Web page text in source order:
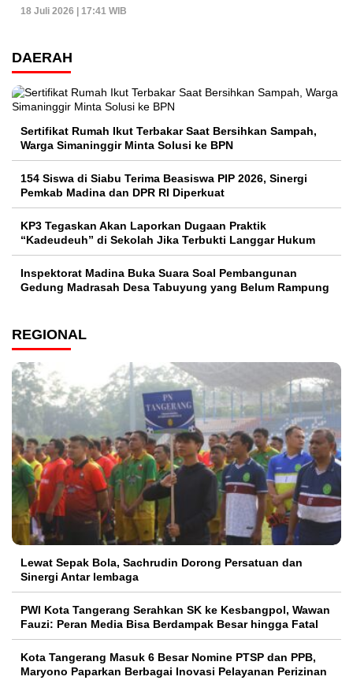
18 Juli 2026 | 17:41 WIB
DAERAH
Sertifikat Rumah Ikut Terbakar Saat Bersihkan Sampah,
Warga Simaninggir Minta Solusi ke BPN
154 Siswa di Siabu Terima Beasiswa PIP 2026, Sinergi
Pemkab Madina dan DPR RI Diperkuat
KP3 Tegaskan Akan Laporkan Dugaan Praktik
“Kadeudeuh” di Sekolah Jika Terbukti Langgar Hukum
Inspektorat Madina Buka Suara Soal Pembangunan
Gedung Madrasah Desa Tabuyung yang Belum Rampung
REGIONAL
Lewat Sepak Bola, Sachrudin Dorong Persatuan dan
Sinergi Antar lembaga
PWI Kota Tangerang Serahkan SK ke Kesbangpol, Wawan
Fauzi: Peran Media Bisa Berdampak Besar hingga Fatal
Kota Tangerang Masuk 6 Besar Nomine PTSP dan PPB,
Maryono Paparkan Berbagai Inovasi Pelayanan Perizinan